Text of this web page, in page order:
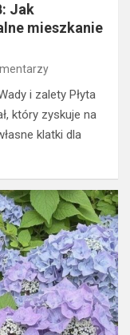
Jak
mieszkanie
i zalety Płyta
który zyskuje na
klatki dla